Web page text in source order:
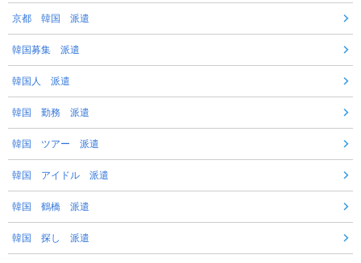
京都 韓国 派遣
韓国募集 派遣
韓国人 派遣
韓国 勤務 派遣
韓国 ツアー 派遣
韓国 アイドル 派遣
韓国 鶴橋 派遣
韓国 探し 派遣